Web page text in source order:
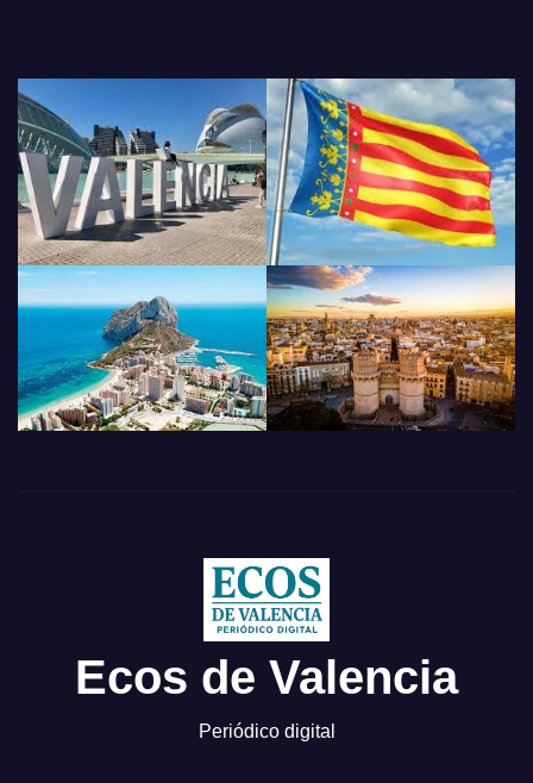
Ecos de Valencia
Periódico digital